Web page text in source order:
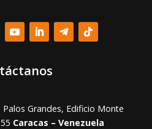
Grandes, Edificio Monte
Caracas – Venezuela